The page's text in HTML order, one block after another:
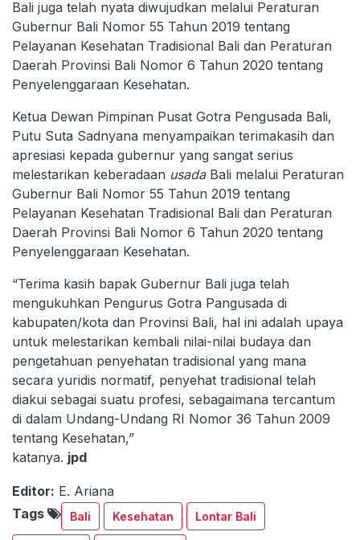
Bali juga telah nyata diwujudkan melalui Peraturan
Gubernur Bali Nomor 55 Tahun 2019 tentang
Pelayanan Kesehatan Tradisional Bali dan Peraturan
Daerah Provinsi Bali Nomor 6 Tahun 2020 tentang
Penyelenggaraan Kesehatan.
Ketua Dewan Pimpinan Pusat Gotra Pengusada Bali,
Putu Suta Sadnyana menyampaikan terimakasih dan
apresiasi kepada gubernur yang sangat serius
melestarikan keberadaan usadaBali melalui Peraturan
Gubernur Bali Nomor 55 Tahun 2019 tentang
Pelayanan Kesehatan Tradisional Bali dan Peraturan
Daerah Provinsi Bali Nomor 6 Tahun 2020 tentang
Penyelenggaraan Kesehatan.
“Terima kasih bapak Gubernur Bali juga telah
mengukuhkan Pengurus Gotra Pangusada di
kabupaten/kota dan Provinsi Bali, hal ini adalah upaya
untuk melestarikan kembali nilai-nilai budaya dan
pengetahuan penyehatan tradisional yang mana
secara yuridis normatif, penyehat tradisional telah
diakui sebagai suatu profesi, sebagaimana tercantum
di dalam Undang-Undang RI Nomor 36 Tahun 2009
tentang Kesehatan,”
katanya. jpd
Editor: E. Ariana
Tags
Bali Kesehatan Lontar Bali